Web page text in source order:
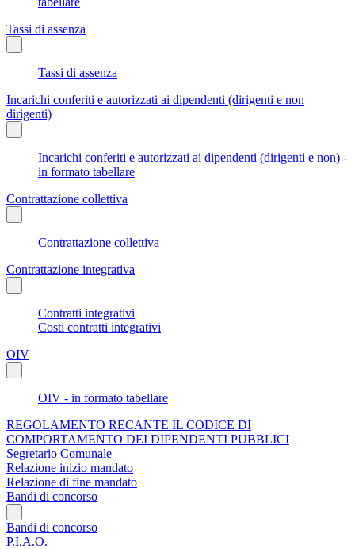
Tassi di assenza
Tassi di assenza
Incarichi conferiti e autorizzati ai dipendenti (dirigenti e non
dirigenti)
Incarichi conferiti e autorizzati ai dipendenti (dirigenti e non) -
in formato tabellare
Contrattazione collettiva
Contrattazione collettiva
Contrattazione integrativa
Contratti integrativi
Costi contratti integrativi
OIV
OIV - in formato tabellare
REGOLAMENTO RECANTE IL CODICE DI
COMPORTAMENTO DEI DIPENDENTI PUBBLICI
Segretario Comunale
Relazione inizio mandato
Relazione di fine mandato
Bandi di concorso
Bandi di concorso
P.I.A.O.